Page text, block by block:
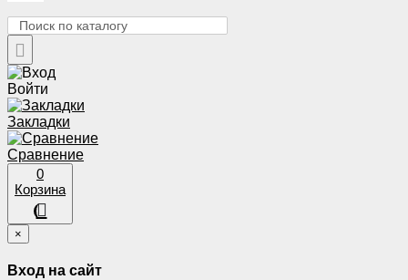
Войти
Закладки
Сравнение
0
Корзина
×
Вход на сайт